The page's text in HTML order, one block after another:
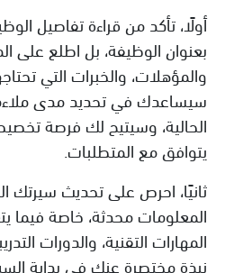
أولًا، تأكد من قراءة تفاصيل
بعنوان الوظيفة، بل اطلع على
والمؤهلات، والخبرات التي
سيساعدك في تحديد مدى
الحالية، وسيتيح لك فرصة
يتوافق مع المتطلبات.
ثانيًا، احرص على تحديث سيرتك
المعلومات محدثة، خاصة فيما
المهارات التقنية، والدورات
نبذة مختصرة عنك في بداية